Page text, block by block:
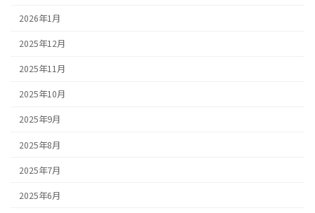
2026年1月
2025年12月
2025年11月
2025年10月
2025年9月
2025年8月
2025年7月
2025年6月